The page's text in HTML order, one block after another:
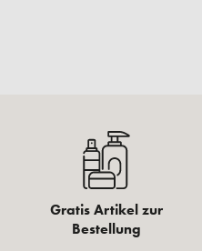
Gratis Artikel zur
Bestellung